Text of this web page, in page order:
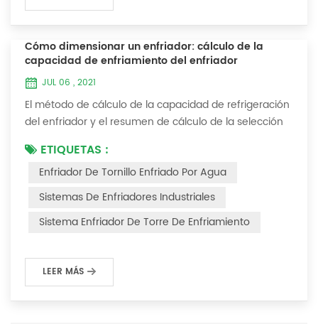
Cómo dimensionar un enfriador: cálculo de la
capacidad de enfriamiento del enfriador
JUL 06 , 2021
El método de cálculo de la capacidad de refrigeración
del enfriador y el resumen de cálculo de la selección
el enfriador de tornillo más adecuados ? De hecho,
existe una fórmula de selección simple: Capacidad
frigorífica = caudal de agua enfriada * 4,187 *
flujo de agua enfriada se refier...
ETIQUETAS :
Enfriador De Tornillo Enfriado Por Agua
Sistemas De Enfriadores Industriales
Sistema Enfriador De Torre De Enfriamiento
LEER MÁS